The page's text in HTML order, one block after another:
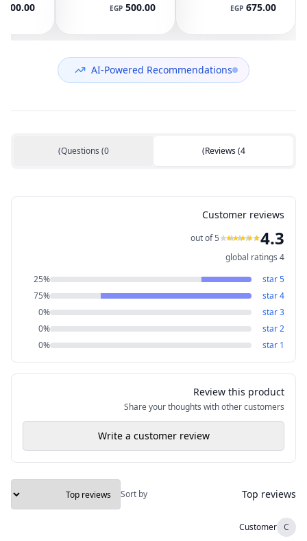
G3 G4, 848 G3
DC05V 0.50A
675.00
EGP
مع تاتش باد
(مستعمل)
500.00
EGP
400.00
AI-Powered Recommendations
Reviews(4
)
Questions (0
)
Customer reviews
4.3
out of 5
4
global ratings
5
star
25%
4
star
75%
3
star
0%
2
star
0%
1
star
0%
Review this product
Share your thoughts with other customers
Write a customer review
Top reviews
Sort by
C
Customer